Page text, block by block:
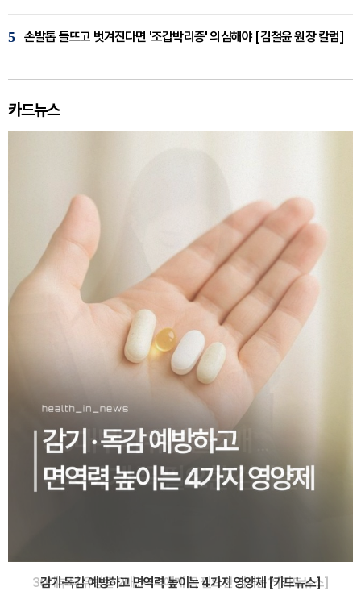
5 손발톱 들뜨고 벗겨진다면 '조갑박리증' 의심해야 [김철윤 원장 칼럼]
카드뉴스
감기·독감 예방하고 면역력 높이는 4가지 영양제 [카드뉴스]